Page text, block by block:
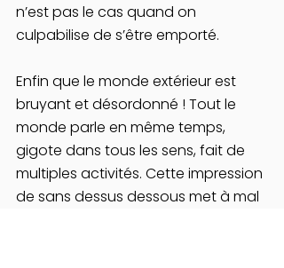
n’est pas le cas quand on
culpabilise de s’être emporté.
Enfin que le monde extérieur est
bruyant et désordonné ! Tout le
monde parle en même temps,
gigote dans tous les sens, fait de
multiples activités. Cette impression
de sans dessus dessous met à mal